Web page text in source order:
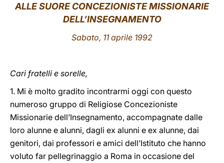
ALLE SUORE CONCEZIONISTE MISSIONARIE
DELL’INSEGNAMENTO
Sabato, 11 aprile 1992
Cari fratelli e sorelle,
1. Mi è molto gradito incontrarmi oggi con questo
numeroso gruppo di Religiose Concezioniste
Missionarie dell’Insegnamento, accompagnate dalle
loro alunne e alunni, dagli ex alunni e ex alunne, dai
genitori, dai professori e amici dell’Istituto che hanno
voluto far pellegrinaggio a Roma in occasione del